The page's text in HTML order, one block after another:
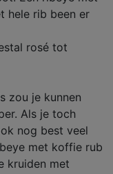
hele rib been er
rosé tot
zou je kunnen
Als je toch
nog best veel
met koffie rub
kruiden met